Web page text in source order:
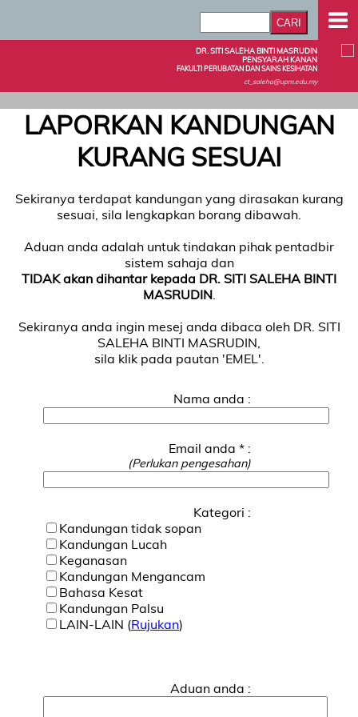
DR. SITI SALEHA BINTI MASRUDIN
PENSYARAH KANAN
FAKULTI PERUBATAN DAN SAINS KESIHATAN
ct_saleha@upm.edu.my
LAPORKAN KANDUNGAN
KURANG SESUAI
Sekiranya terdapat kandungan yang dirasakan kurang
sesuai, sila lengkapkan borang dibawah.
Aduan anda adalah untuk tindakan pihak pentadbir
sistem sahaja dan
TIDAK akan dihantar kepada DR. SITI SALEHA BINTI
MASRUDIN.
Sekiranya anda ingin mesej anda dibaca oleh DR. SITI
SALEHA BINTI MASRUDIN,
sila klik pada pautan 'EMEL'.
Nama anda :
Email anda * :
(Perlukan pengesahan)
Kategori :
Kandungan tidak sopan
Kandungan Lucah
Keganasan
Kandungan Mengancam
Bahasa Kesat
Kandungan Palsu
LAIN-LAIN (Rujukan)
Aduan anda :